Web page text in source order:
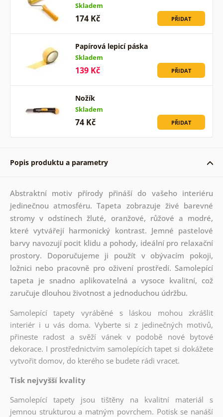
Skladem
174 Kč PŘIDAT
Papírová lepicí páska
Skladem
139 Kč PŘIDAT
Nožík
Skladem
74 Kč PŘIDAT
Popis produktu a parametry
Abstraktní motiv přírody přináší do vašeho interiéru
jedinečnou atmosféru. Tapeta zobrazuje živé barevné
stromy v odstínech žluté, oranžové, růžové a modré,
které vytvářejí harmonický kontrast. Jemné pastelové
barvy navozují pocit klidu a pohody, ideální pro relaxační
prostory. Doporučujeme ji použít v obývacím pokoji,
ložnici nebo pracovně pro oživení prostředí. Samolepící
tapeta je snadno aplikovatelná a vysoce kvalitní, což
zaručuje dlouhou životnost a jednoduchou údržbu.
Samolepící tapety vyráběné s láskou mohou zkrášlit
interiér i u vás doma. Vyberte si z jedinečných motivů,
přineste radost a svěží vánek v podobě nové bytové
dekorace. I prostřednictvím samolepících tapet si dokážete
vytvořit domov, do kterého se budete rádi vracet.
Tisk nejvyšší kvality
Samolepící tapety jsou tištěny na kvalitní materiál s
jemnou strukturou a matným povrchem. Potisk se nanáší